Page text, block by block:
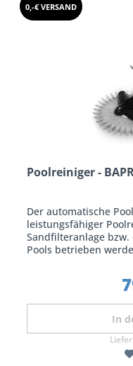
0,-€ VERSAND
Poolreiniger -
Der automatische
leistungsfähiger
Sandfilteranlage
Pools betrieben
In